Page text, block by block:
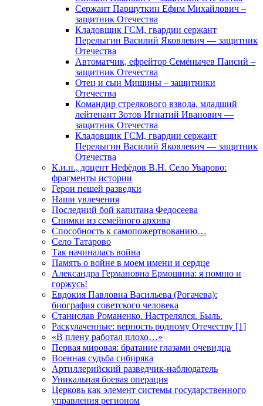
Сержант Паршуткин Ефим Михайлович –
защитник Отечества
Кладовщик ГСМ, гвардии сержант
Перелыгин Василий Яковлевич — защитник
Отечества
Автоматчик, ефрейтор Семёнычев Паисий –
защитник Отечества
Отец и сын Мишины – защитники
Отечества
Командир стрелкового взвода, младший
лейтенант Зотов Игнатий Иванович —
защитник Отечества
Кладовщик ГСМ, гвардии сержант
Перелыгин Василий Яковлевич — защитник
Отечества
К.и.н., доцент Нефёдов В.Н. Село Уварово:
фрагменты истории
Герои пешей разведки
Наши увлечения
Последний бой капитана Федосеева
Снимки из семейного архива
Способность к самопожертвованию…
Село Татарово
Так начиналась война
Память о войне в моем имени и сердце
Александра Германовна Ермошина: я помню и
горжусь!
Евдокия Павловна Васильева (Рогачева):
биография советского человека
Станислав Романенко. Настрелялся. Быль.
Раскулаченные: верность родному Отечеству [1]
«В плену работал плохо…»
Первая мировая: братание глазами очевидца
Военная судьба сибиряка
Артиллерийский разведчик-наблюдатель
Уникальная боевая операция
Церковь как элемент системы государственного
управления регионом